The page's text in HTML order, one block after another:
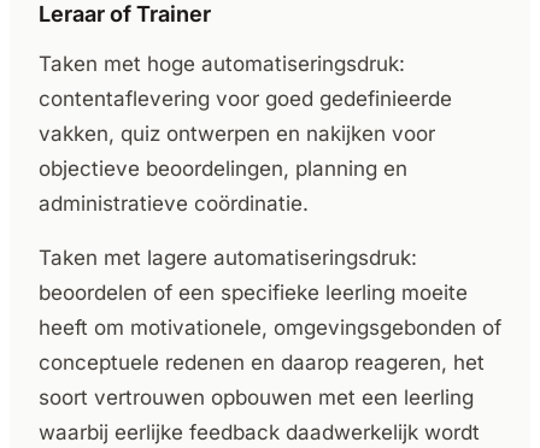
Leraar of Trainer
Taken met hoge automatiseringsdruk:
contentaflevering voor goed gedefinieerde
vakken, quiz ontwerpen en nakijken voor
objectieve beoordelingen, planning en
administratieve coördinatie.
Taken met lagere automatiseringsdruk:
beoordelen of een specifieke leerling moeite
heeft om motivationele, omgevingsgebonden of
conceptuele redenen en daarop reageren, het
soort vertrouwen opbouwen met een leerling
waarbij eerlijke feedback daadwerkelijk wordt